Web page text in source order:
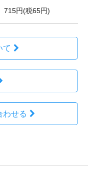
715円(税65円)
て
わせる